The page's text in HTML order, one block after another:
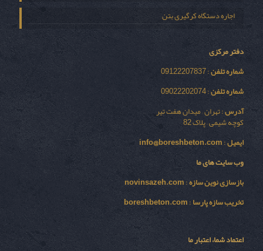
اجاره دستگاه کرگیری بتن
دفتر مرکزی
شماره تلفن: 09122207837
شماره تلفن: 09022202074
آدرس: تهران – میدان هفت تیر
کوچه شیمی – پلاک 82
ایمیل:
info@boreshbeton.com
وب سایت های ما
بازسازی نوين سازه:
novinsazeh.com
تخریب سازه پارسا:
boreshbeton.com
اعتماد شما، اعتبار ما